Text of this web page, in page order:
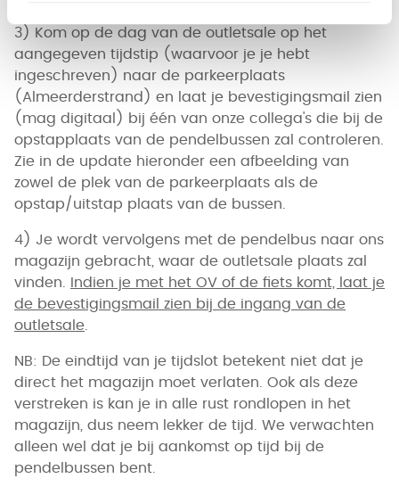
3) Kom op de dag van de outletsale op het
aangegeven tijdstip (waarvoor je je hebt
ingeschreven) naar de parkeerplaats
(Almeerderstrand) en laat je bevestigingsmail zien
(mag digitaal) bij één van onze collega's die bij de
opstapplaats van de pendelbussen zal controleren.
Zie in de update hieronder een afbeelding van
zowel de plek van de parkeerplaats als de
opstap/uitstap plaats van de bussen.
4) Je wordt vervolgens met de pendelbus naar ons
magazijn gebracht, waar de outletsale plaats zal
vinden.
Indien je met het OV of de fiets komt, laat je
de bevestigingsmail zien bij de ingang van de
outletsale
NB: De eindtijd van je tijdslot betekent niet dat je
direct het magazijn moet verlaten. Ook als deze
verstreken is kan je in alle rust rondlopen in het
magazijn, dus neem lekker de tijd. We verwachten
alleen wel dat je bij aankomst op tijd bij de
pendelbussen bent.